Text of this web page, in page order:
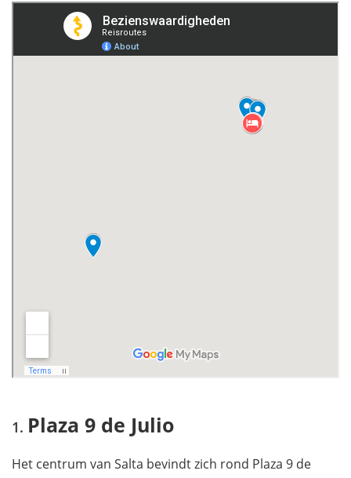
Plaza 9 de Julio
Het centrum van Salta bevindt zich rond Plaza 9 de